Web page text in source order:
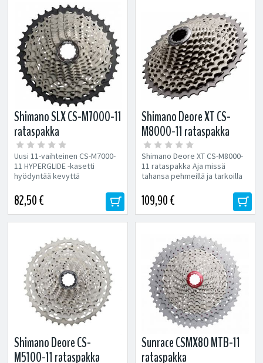
Shimano SLX CS-M7000-11
rataspakka
Uusi 11-vaihteinen CS-M7000-
11 HYPERGLIDE -kasetti
hyödyntää kevyttä
alumiini- ja teräsrattaita,...
82,50 €
Shimano Deore XT CS-
M8000-11 rataspakka
Shimano Deore XT CS-M8000-
11 rataspakka Aja missä
tahansa pehmeillä ja tarkoilla
109,90 €
Shimano Deore CS-
M5100-11 rataspakka
Sunrace CSMX80 MTB-11
rataspakka